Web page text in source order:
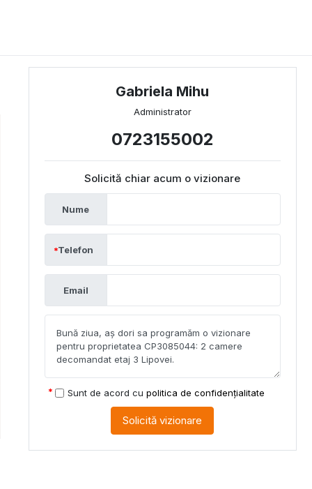
Gabriela Mihu
Administrator
0723155002
Solicită chiar acum o vizionare
Nume
Telefon
Email
Sunt de acord cu politica de confidențialitate
Solicită vizionare